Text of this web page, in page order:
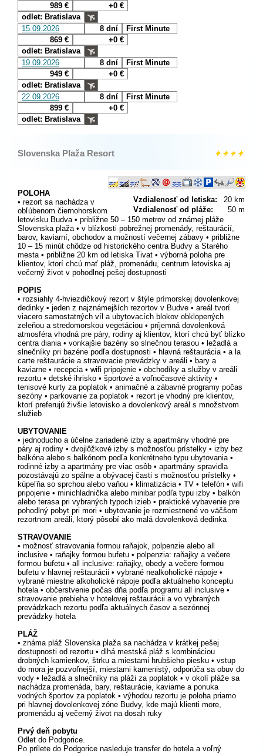
989 €
+0 €
odlet: Bratislava
15.09.2026
8 dní
First Minute
869 €
+0 €
odlet: Bratislava
19.09.2026
8 dní
First Minute
949 €
+0 €
odlet: Bratislava
22.09.2026
8 dní
First Minute
899 €
+0 €
odlet: Bratislava
Slovenska Plaža Resort
Vzdialenosť od letiska:
20 km
Vzdialenosť od pláže:
50 m
POLOHA
• rezort sa nachádza v
obľúbenom čiernohorskom
letovisku Budva • približne 50 – 150 metrov od známej pláže
Slovenska plaža • v blízkosti pobrežnej promenády, reštaurácií,
barov, kaviarní, obchodov a možností večernej zábavy • približne
10 – 15 minút chôdze od historického centra Budvy a Starého
mesta • približne 20 km od letiska Tivat • výborná poloha pre
klientov, ktorí chcú mať pláž, promenádu, centrum letoviska aj
večerný život v pohodlnej pešej dostupnosti
POPIS
• rozsiahly 4-hviezdičkový rezort v štýle prímorskej dovolenkovej
dedinky • jeden z najznámejších rezortov v Budve • areál tvorí
viacero samostatných víl a ubytovacích blokov obklopených
zeleňou a stredomorskou vegetáciou • príjemná dovolenková
atmosféra vhodná pre páry, rodiny aj klientov, ktorí chcú byť blízko
centra diania • vonkajšie bazény so slnečnou terasou • ležadlá a
slnečníky pri bazéne podľa dostupnosti • hlavná reštaurácia • a la
carte reštaurácie a stravovacie prevádzky v areáli • bary a
kaviarne • recepcia • wifi pripojenie • obchodíky a služby v areáli
rezortu • detské ihrisko • športové a voľnočasové aktivity •
tenisové kurty za poplatok • animačné a zábavné programy počas
sezóny • parkovanie za poplatok • rezort je vhodný pre klientov,
ktorí preferujú živšie letovisko a dovolenkový areál s množstvom
služieb
UBYTOVANIE
• jednoducho a účelne zariadené izby a apartmány vhodné pre
páry aj rodiny • dvojlôžkové izby s možnosťou prístelky • izby bez
balkóna alebo s balkónom podľa konkrétneho typu ubytovania •
rodinné izby a apartmány pre viac osôb • apartmány spravidla
pozostávajú zo spálne a obývacej časti s možnosťou prístelky •
kúpeľňa so sprchou alebo vaňou • klimatizácia • TV • telefón • wifi
pripojenie • minichladnička alebo minibar podľa typu izby • balkón
alebo terasa pri vybraných typoch izieb • praktické vybavenie pre
pohodlný pobyt pri mori • ubytovanie je rozmiestnené vo väčšom
rezortnom areáli, ktorý pôsobí ako malá dovolenková dedinka
STRAVOVANIE
• možnosť stravovania formou raňajok, polpenzie alebo all
inclusive • raňajky formou bufetu • polpenzia: raňajky a večere
formou bufetu • all inclusive: raňajky, obedy a večere formou
bufetu v hlavnej reštaurácii • vybrané nealkoholické nápoje •
vybrané miestne alkoholické nápoje podľa aktuálneho konceptu
hotela • občerstvenie počas dňa podľa programu all inclusive •
stravovanie prebieha v hotelovej reštaurácii a vo vybraných
prevádzkach rezortu podľa aktuálnych časov a sezónnej
prevádzky hotela
PLÁŽ
• známa pláž Slovenska plaža sa nachádza v krátkej pešej
dostupnosti od rezortu • dlhá mestská pláž s kombináciou
drobných kamienkov, štrku a miestami hrubšieho piesku • vstup
do mora je pozvoľnejší, miestami kamenistý, odporúča sa obuv do
vody • ležadlá a slnečníky na pláži za poplatok • v okolí pláže sa
nachádza promenáda, bary, reštaurácie, kaviarne a ponuka
vodných športov za poplatok • výhodou rezortu je poloha priamo
pri hlavnej dovolenkovej zóne Budvy, kde majú klienti more,
promenádu aj večerný život na dosah ruky
Prvý deň pobytu
Odlet do Podgorice.
Po prílete do Podgorice nasleduje transfer do hotela a voľný